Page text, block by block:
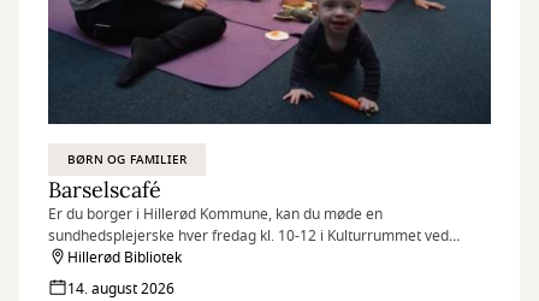
BØRN OG FAMILIER
Barselscafé
Er du borger i Hillerød Kommune, kan du møde en
sundhedsplejerske hver fredag kl. 10-12 i Kulturrummet ved
børnebiblioteket.
Hillerød Bibliotek
14. august 2026